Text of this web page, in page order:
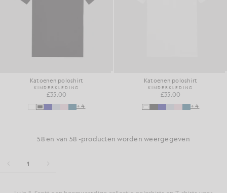
Katoenen poloshirt
KINDERKLEDING
£35.00
+4
Katoenen poloshirt
KINDERKLEDING
£35.00
+4
58 en van 58 -producten worden weergegeven
1